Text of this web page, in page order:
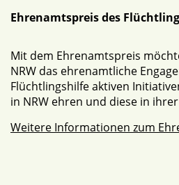
Ehrenamtspreis des
Mit dem Ehrenamtspreis
NRW das ehrenamtliche
Flüchtlingshilfe aktiven
in NRW ehren und diese in
Weitere Informationen zum